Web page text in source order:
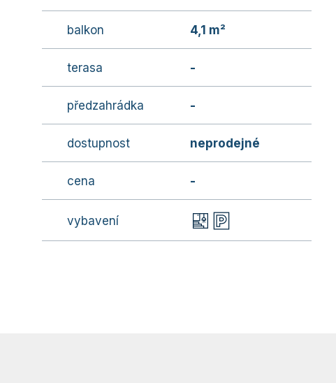
balkon 4,1 m²
terasa -
předzahrádka -
dostupnost neprodejné
cena -
vybavení